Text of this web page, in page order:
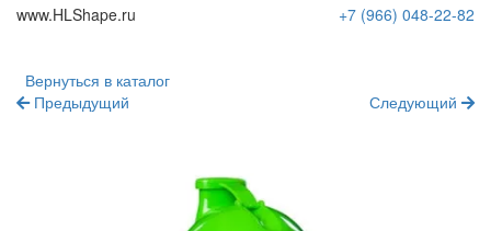
www.HLShape.ru +7 (966) 048-22-82
Вернуться в каталог
Предыдущий
Следующий